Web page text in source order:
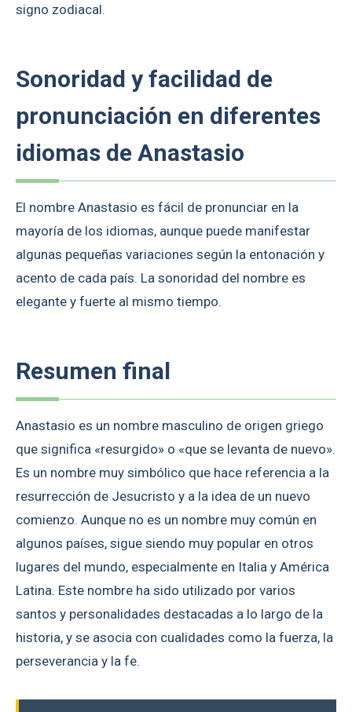
signo zodiacal.
Sonoridad y facilidad de
pronunciación en diferentes
idiomas de Anastasio
El nombre Anastasio es fácil de pronunciar en la
mayoría de los idiomas, aunque puede manifestar
algunas pequeñas variaciones según la entonación y
acento de cada país. La sonoridad del nombre es
elegante y fuerte al mismo tiempo.
Resumen final
Anastasio es un nombre masculino de origen griego
que significa «resurgido» o «que se levanta de nuevo».
Es un nombre muy simbólico que hace referencia a la
resurrección de Jesucristo y a la idea de un nuevo
comienzo. Aunque no es un nombre muy común en
algunos países, sigue siendo muy popular en otros
lugares del mundo, especialmente en Italia y América
Latina. Este nombre ha sido utilizado por varios
santos y personalidades destacadas a lo largo de la
historia, y se asocia con cualidades como la fuerza, la
perseverancia y la fe.